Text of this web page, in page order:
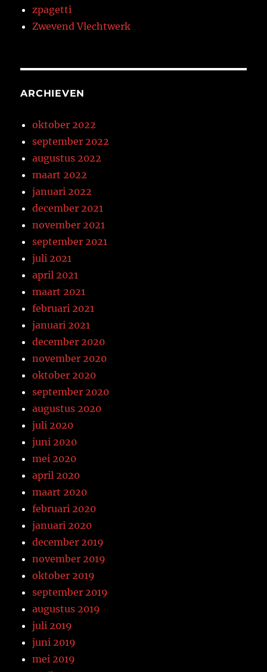
zpagetti
Zwevend Vlechtwerk
ARCHIEVEN
oktober 2022
september 2022
augustus 2022
maart 2022
januari 2022
december 2021
november 2021
september 2021
juli 2021
april 2021
maart 2021
februari 2021
januari 2021
december 2020
november 2020
oktober 2020
september 2020
augustus 2020
juli 2020
juni 2020
mei 2020
april 2020
maart 2020
februari 2020
januari 2020
december 2019
november 2019
oktober 2019
september 2019
augustus 2019
juli 2019
juni 2019
mei 2019